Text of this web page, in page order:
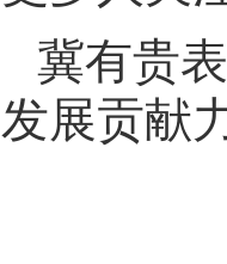
冀有贵
发展贡献